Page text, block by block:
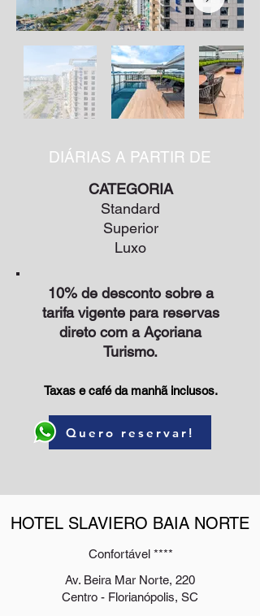
DIÁRIAS A PARTIR DE
CATEGORIA
Standard
Superior
Luxo
10% de desconto sobre a
tarifa vigente para reservas
direto com a Açoriana
Turismo.
Taxas e café da manhã inclusos.
Quero reservar!
HOTEL SLAVIERO BAIA NORTE
Confortável ****
Av. Beira Mar Norte, 220
Centro - Florianópolis, SC